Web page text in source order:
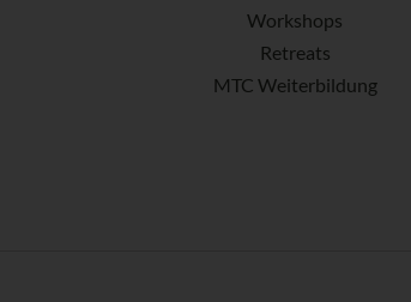
Workshops
Retreats
MTC Weiterbildung